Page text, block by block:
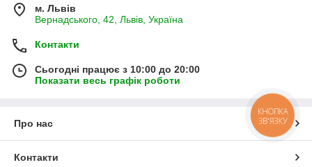
м. Львів
Вернадського, 42, Львів, Україна
Контакти
Сьогодні працює з 10:00 до 20:00
Показати весь графік роботи
Про нас
Контакти
КНОПКА
ЗВ'ЯЗКУ